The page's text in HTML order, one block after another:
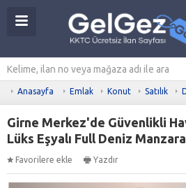
Anasayfa Emlak Konut Satılık
Girne Merkez'de Güvenlikli
Lüks Eşyalı Full Deniz
Favorilere ekle Yazdır